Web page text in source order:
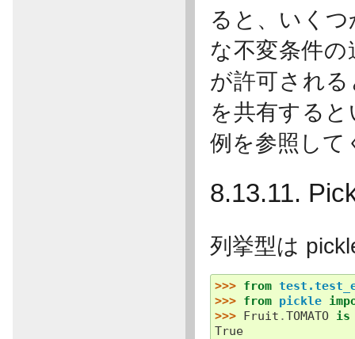
ると、いく
な不変条件
が許可され
を共有する
例を参照して
8.13.11.
列挙型は
>>> from
>>> from pickle
>>> Fruit .TOMATO is
True